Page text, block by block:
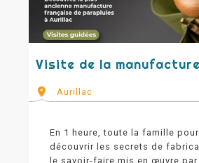
Visite de la
Aurillac
En 1 heure, toute la famille
découvrir les secrets de
le savoir-faire mis en œuvre par